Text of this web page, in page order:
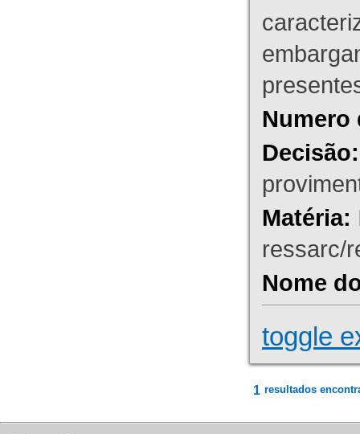
Numero
Decisão:
Matéria:
ressarc/
Nome
toggle
1 resultados